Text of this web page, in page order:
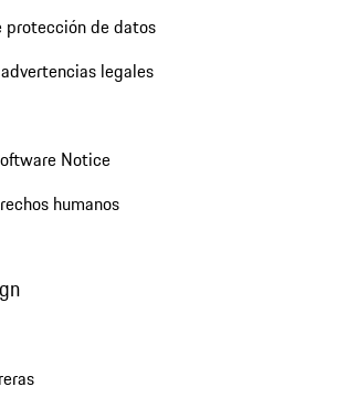
protección de datos
legales
Notice
humanos